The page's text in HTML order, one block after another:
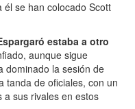
se han colocado Scott
estaba a otro
aunque sigue
dominado la sesión de
tanda de oficiales, con un
a sus rivales en estos